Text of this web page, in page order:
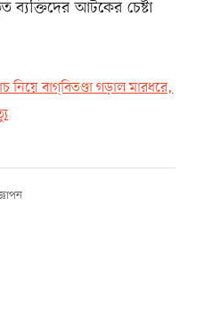
ব্যক্তিদের আটকের চেষ্টা
নিয়ে বাগ্‌বিতণ্ডা গড়াল মারধরে,